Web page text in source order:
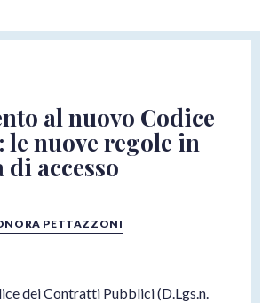
al nuovo Codice
le nuove regole in
accesso
PETTAZZONI
dei Contratti Pubblici (D.Lgs.n.